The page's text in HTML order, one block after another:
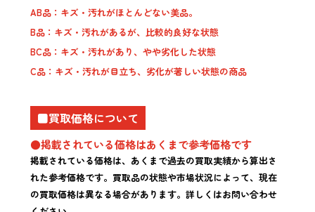
AB品：キズ・汚れがほとんどない美品。
B品：キズ・汚れがあるが、比較的良好な状態
BC品：キズ・汚れがあり、やや劣化した状態
C品：キズ・汚れが目立ち、劣化が著しい状態の商品
■買取価格について
●掲載されている価格はあくまで参考価格です
掲載されている価格は、あくまで過去の買取実績から算出さ
れた参考価格です。買取品の状態や市場状況によって、現在
の買取価格は異なる場合があります。詳しくはお問い合わせ